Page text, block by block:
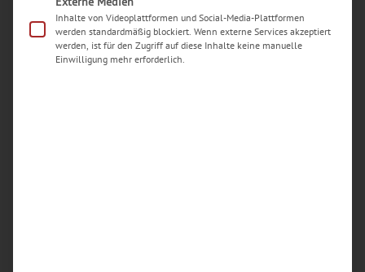
Inhalte von Videoplattformen und Social-Media-Plattformen
werden standardmäßig blockiert. Wenn externe Services akzeptiert
werden, ist für den Zugriff auf diese Inhalte keine manuelle
Einwilligung mehr erforderlich.